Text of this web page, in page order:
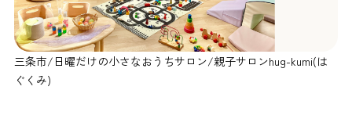
三条市/日曜だけの小さなおうちサロン/親子サロンhug-kumi(は
ぐくみ)